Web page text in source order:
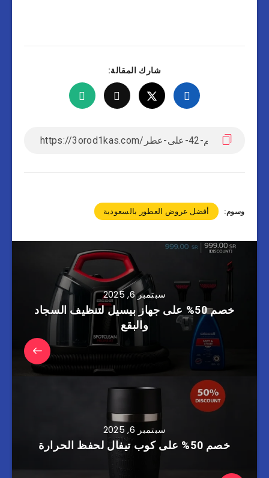
شارك المقالة:
وسوم: أفضل عروض العطور بالسعودية
سبتمبر 6, 2025
خصم 50% على جهاز بيسيل لتنظيف السجاد
والبقع
سبتمبر 6, 2025
خصم 50% على كوب تيفال لحفظ الحرارة